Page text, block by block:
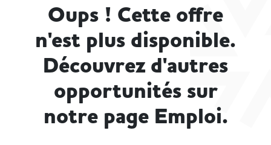
Oups ! Cette offre
n'est plus disponible.
Découvrez d'autres
opportunités sur
notre page Emploi.